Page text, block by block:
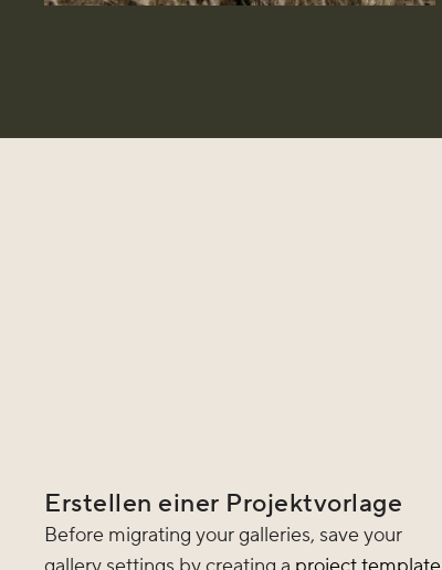
Erstellen einer Projektvorlage
Before migrating your galleries, save your